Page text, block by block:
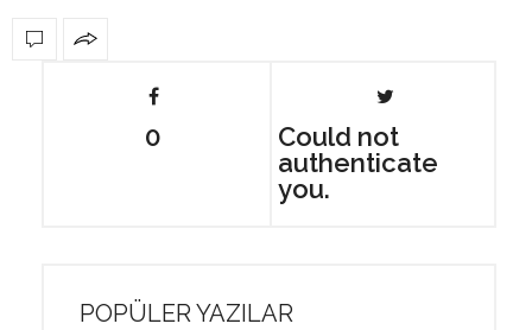
0
Could not
authenticate
you.
POPÜLER YAZILAR